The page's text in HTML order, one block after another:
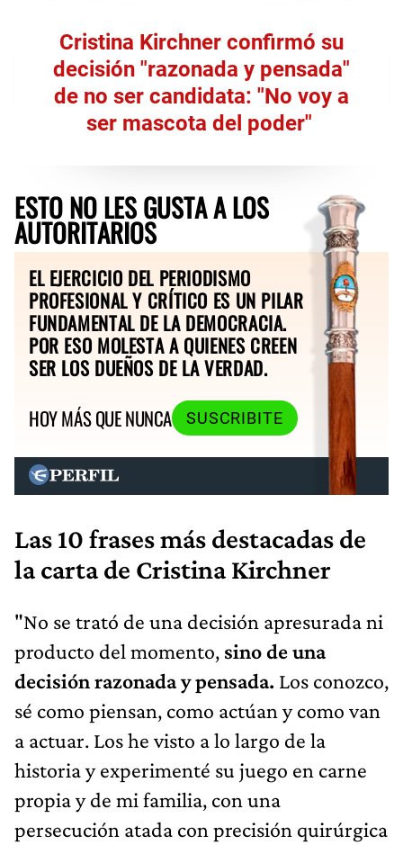
Cristina Kirchner confirmó su
decisión "razonada y pensada"
de no ser candidata: "No voy a
ser mascota del poder" ​
ESTO NO LES GUSTA A LOS
AUTORITARIOS
EL EJERCICIO DEL PERIODISMO
PROFESIONAL Y CRÍTICO ES UN PILAR
FUNDAMENTAL DE LA DEMOCRACIA.
POR ESO MOLESTA A QUIENES CREEN
SER LOS DUEÑOS DE LA VERDAD.
HOY MÁS QUE NUNCA
SUSCRIBITE
Las 10 frases más destacadas de
la carta de Cristina Kirchner
"No se trató de una decisión apresurada ni
producto del momento, sino de una
decisión razonada y pensada. Los conozco,
sé como piensan, como actúan y como van
a actuar. Los he visto a lo largo de la
historia y experimenté su juego en carne
propia y de mi familia, con una
persecución atada con precisión quirúrgica